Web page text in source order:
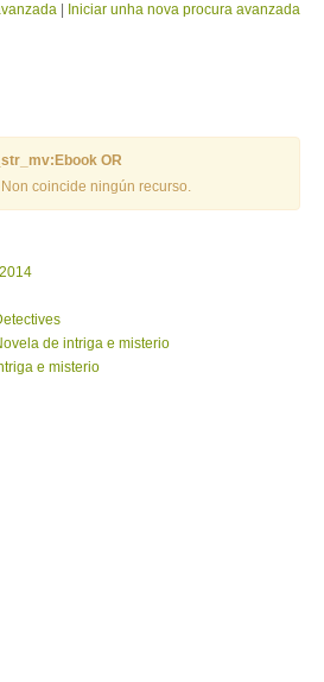
Iniciar unha nova procura avanzada
OR
coincide ningún recurso.
de intriga e misterio
e misterio